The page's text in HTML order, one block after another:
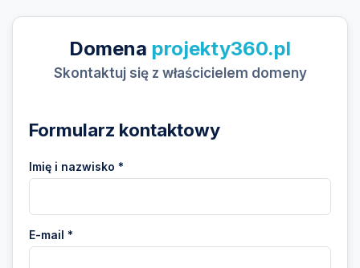
Domena projekty360.pl
Skontaktuj się z właścicielem domeny
Formularz kontaktowy
Imię i nazwisko *
E-mail *